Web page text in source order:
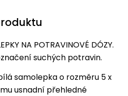
NA POTRAVINOVÉ DÓZY.
suchých potravin.
samolepka o rozměru 5 x
usnadní přehledné